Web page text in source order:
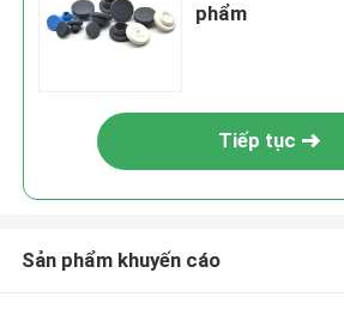
phẩm
Tiếp tục
Sản phẩm khuyến cáo